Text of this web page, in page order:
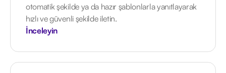
otomatik şekilde ya da hazır şablonlarla yanıtlayarak
hızlı ve güvenli şekilde iletin.
İnceleyin